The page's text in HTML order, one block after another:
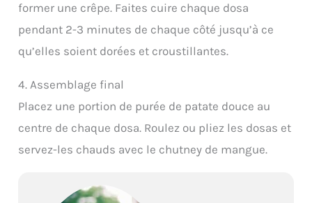
former une crêpe. Faites cuire chaque dosa
pendant 2-3 minutes de chaque côté jusqu’à ce
qu’elles soient dorées et croustillantes.
4. Assemblage final
Placez une portion de purée de patate douce au
centre de chaque dosa. Roulez ou pliez les dosas et
servez-les chauds avec le chutney de mangue.